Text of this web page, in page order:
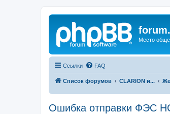
Место
Ссылки FAQ
Список форумов CLARION и...
Ошибка отправки ФЭС